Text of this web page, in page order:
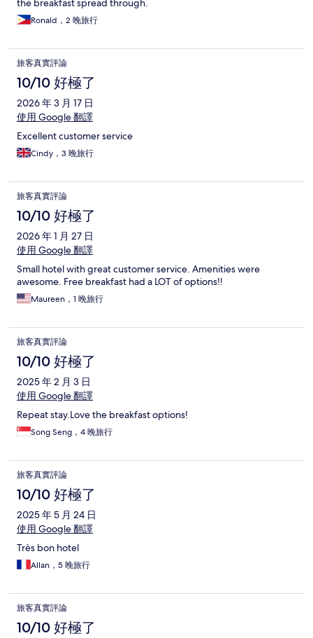
the breakfast spread through.
Ronald，2 晚旅行
旅客真實評論
10/10 好極了
2026 年 3 月 17 日
使用 Google 翻譯
Excellent customer service
Cindy，3 晚旅行
旅客真實評論
10/10 好極了
2026 年 1 月 27 日
使用 Google 翻譯
Small hotel with great customer service. Amenities were
awesome. Free breakfast had a LOT of options!!
Maureen，1 晚旅行
旅客真實評論
10/10 好極了
2025 年 2 月 3 日
使用 Google 翻譯
Repeat stay.Love the breakfast options!
Song Seng，4 晚旅行
旅客真實評論
10/10 好極了
2025 年 5 月 24 日
使用 Google 翻譯
Très bon hotel
Allan，5 晚旅行
旅客真實評論
10/10 好極了